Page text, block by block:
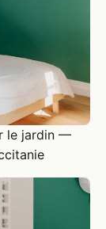
le jardin —